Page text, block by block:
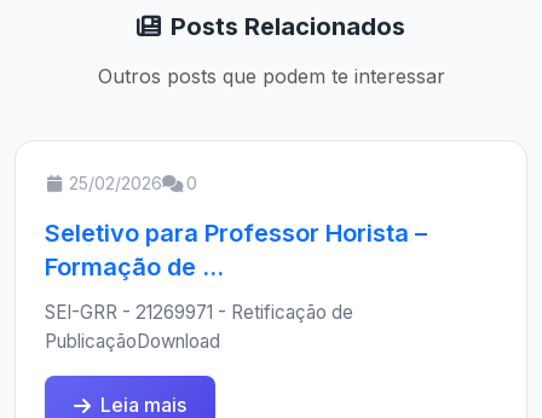
Posts Relacionados
Outros posts que podem te interessar
25/02/2026 0
Seletivo para Professor Horista –
Formação de ...
SEI-GRR - 21269971 - Retificação de
PublicaçãoDownload
Leia mais